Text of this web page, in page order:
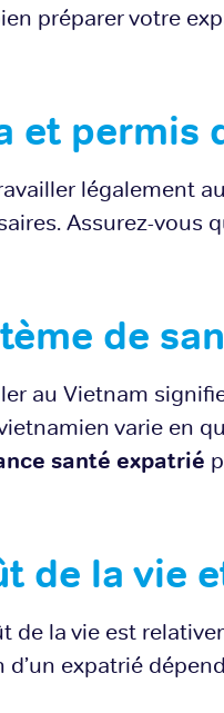
préparer votre
et permis
légalement
Assurez-vous
de
au Vietnam
varie en
santé expatrié
de la vie
de la vie est
d’un expatrié